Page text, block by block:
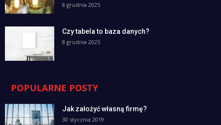
8 grudnia 2025
Czy tabela to baza danych?
8 grudnia 2025
POPULARNE POSTY
Jak założyć własną firmę?
30 stycznia 2019